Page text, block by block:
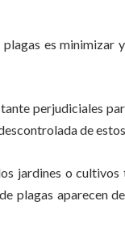
es minimizar
perjudiciales
de
jardines o cultivos
plagas aparecen